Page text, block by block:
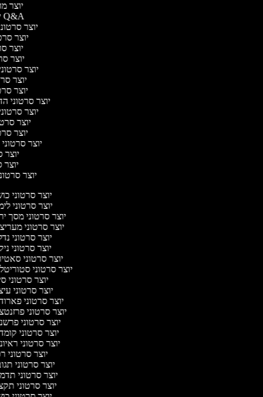
יוצר
יוצר סרטוני Q&A
יוצר
יוצר
יוצר
יוצר
יוצר
יוצר
יוצר
יוצר סרטוני
יוצר
יוצר
יוצר
יוצר
יוצר
יוצר
יוצר
יוצר סרטוני
יוצר סרטוני
יוצר סרטוני מסך
יוצר סרטוני
יוצר סרטוני
יוצר סרטוני
יוצר סרטוני
יוצר סרטוני
יוצר סרטוני
יוצר סרטוני
יוצר סרטוני
יוצר סרטוני
יוצר סרטוני
יוצר סרטוני
יוצר סרטוני
יוצר סרטוני
יוצר סרטוני
יוצר סרטוני
יוצר סרטוני